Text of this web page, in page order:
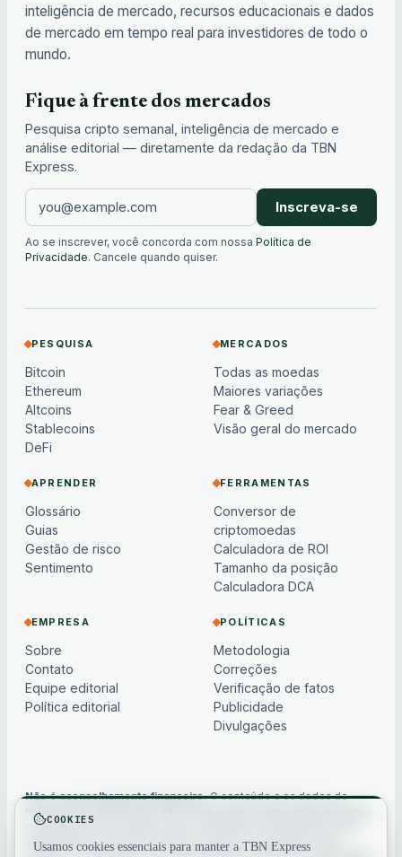
inteligência de mercado, recursos educacionais e dados
de mercado em tempo real para investidores de todo o
mundo.
Fique à frente dos mercados
Pesquisa cripto semanal, inteligência de mercado e
análise editorial — diretamente da redação da TBN
Express.
Inscreva-se
Ao se inscrever, você concorda com nossa Política de
Privacidade. Cancele quando quiser.
PESQUISA
Bitcoin
Ethereum
Altcoins
Stablecoins
DeFi
MERCADOS
Todas as moedas
Maiores variações
Fear & Greed
Visão geral do mercado
APRENDER
Glossário
Guias
Gestão de risco
Sentimento
FERRAMENTAS
Conversor de
criptomoedas
Calculadora de ROI
Tamanho da posição
Calculadora DCA
EMPRESA
Sobre
Contato
Equipe editorial
Política editorial
POLÍTICAS
Metodologia
Correções
Verificação de fatos
Publicidade
Divulgações
Não é aconselhamento financeiro.O conteúdo e os dados de
mercado são apenas para informação geral, podem estar atrasados
ou baseados em modelos e não constituem aconselhamento de
investimento, financeiro, jurídico ou fiscal. Os criptoativos são
COOKIES
Usamos cookies essenciais para manter a TBN Express